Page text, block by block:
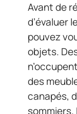
Avant de
d’évaluer
pouvez
objets.
des
canapés,